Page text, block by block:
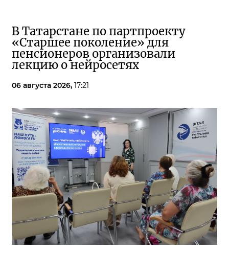
В Татарстане по партпроекту
«Старшее поколение» для
пенсионеров организовали
лекцию о нейросетях
06 августа 2026, 17:21